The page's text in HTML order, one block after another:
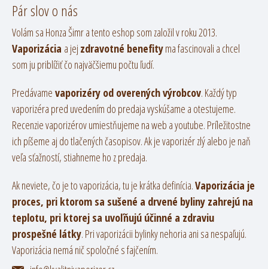
Pár slov o nás
Volám sa Honza Šimr a tento eshop som založil v roku 2013.
Vaporizácia a jej zdravotné benefityma fascinovali a chcel
som ju priblížiť čo najväčšiemu počtu ľudí.
Predávame vaporizéry od overených výrobcov. Každý typ
vaporizéra pred uvedením do predaja vyskúšame a otestujeme.
Recenzie vaporizérov umiestňujeme na web a youtube. Príležitostne
ich píšeme aj do tlačených časopisov. Ak je vaporizér zlý alebo je naň
veľa sťažností, stiahneme ho z predaja.
Ak neviete, čo je to vaporizácia, tu je krátka definícia.Vaporizácia je
proces, pri ktorom sa sušené a drvené byliny zahrejú na
teplotu, pri ktorej sa uvoľňujú účinné a zdraviu
prospešné látky. Pri vaporizácii bylinky nehoria ani sa nespaľujú.
Vaporizácia nemá nič spoločné s fajčením.